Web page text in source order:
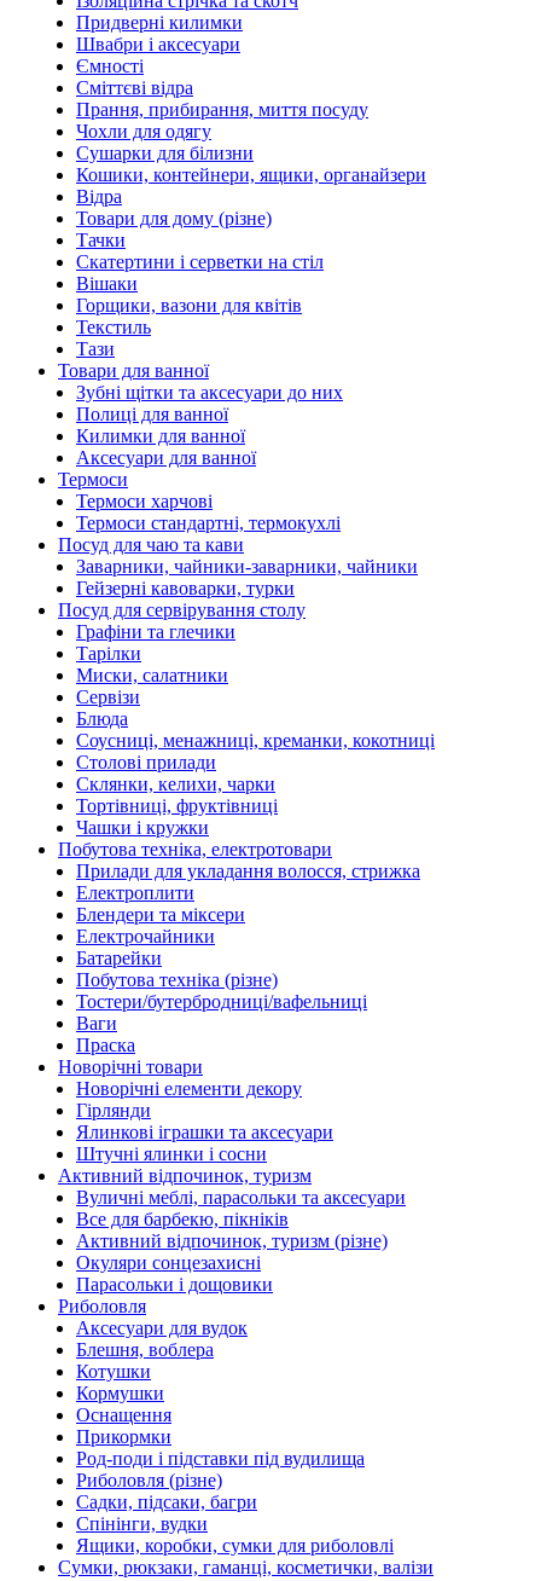
Придверні килимки
Швабри і аксесуари
Ємності
Сміттєві відра
Прання, прибирання, миття посуду
Чохли для одягу
Сушарки для білизни
Кошики, контейнери, ящики, органайзери
Відра
Товари для дому (різне)
Тачки
Скатертини і серветки на стіл
Вішаки
Горщики, вазони для квітів
Текстиль
Тази
Товари для ванної
Зубні щітки та аксесуари до них
Полиці для ванної
Килимки для ванної
Аксесуари для ванної
Термоси
Термоси харчові
Термоси стандартні, термокухлі
Посуд для чаю та кави
Заварники, чайники-заварники, чайники
Гейзерні кавоварки, турки
Посуд для сервірування столу
Графіни та глечики
Тарілки
Миски, салатники
Сервізи
Блюда
Соусниці, менажниці, креманки, кокотниці
Столові прилади
Склянки, келихи, чарки
Тортівниці, фруктівниці
Чашки і кружки
Побутова техніка, електротовари
Прилади для укладання волосся, стрижка
Електроплити
Блендери та міксери
Електрочайники
Батарейки
Побутова техніка (різне)
Тостери/бутербродниці/вафельниці
Ваги
Праска
Новорічні товари
Новорічні елементи декору
Гірлянди
Ялинкові іграшки та аксесуари
Штучні ялинки і сосни
Активний відпочинок, туризм
Вуличні меблі, парасольки та аксесуари
Все для барбекю, пікніків
Активний відпочинок, туризм (різне)
Окуляри сонцезахисні
Парасольки і дощовики
Риболовля
Аксесуари для вудок
Блешня, воблера
Котушки
Кормушки
Оснащення
Прикормки
Род-поди і підставки під вудилища
Риболовля (різне)
Садки, підсаки, багри
Спінінги, вудки
Ящики, коробки, сумки для риболовлі
Сумки, рюкзаки, гаманці, косметички, валізи